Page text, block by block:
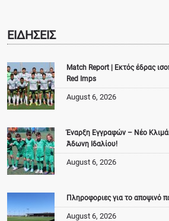
ΕΙΔΗΣΕΙΣ
Match Report | Εκτός έδρας
Red Imps
August 6, 2026
Έναρξη Εγγραφών – Νέο
Άδωνη Ιδαλίου!
August 6, 2026
Πληροφοριες για το αποψινό
August 6, 2026